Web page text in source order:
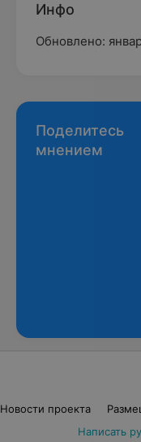
Инфо
Обновлено:
Поделитесь
мнением
Новости проекта
Написать